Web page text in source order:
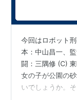
今回はロボット
本：中山昌一、
闘：三隅修 (C)
女の子が公園の
いでしょうか。